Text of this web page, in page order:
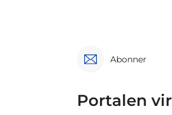
Abonner
Portalen